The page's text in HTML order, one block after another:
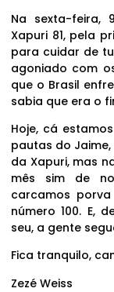
Na sexta-feira,
Xapuri 81, pela
para cuidar de
agoniado com
que o Brasil
sabia que era o
Hoje, cá
pautas do
da Xapuri, mas
mês sim de
carcamos
número 100. E,
seu, a gente
Fica tranquilo,
Zezé Weiss